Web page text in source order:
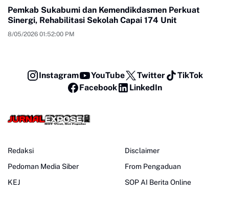
Pemkab Sukabumi dan Kemendikdasmen Perkuat
Sinergi, Rehabilitasi Sekolah Capai 174 Unit
8/05/2026 01:52:00 PM
Instagram YouTube Twitter
TikTok
Facebook
LinkedIn
Redaksi
Pedoman Media Siber
KEJ
Disclaimer
From Pengaduan
SOP AI Berita Online